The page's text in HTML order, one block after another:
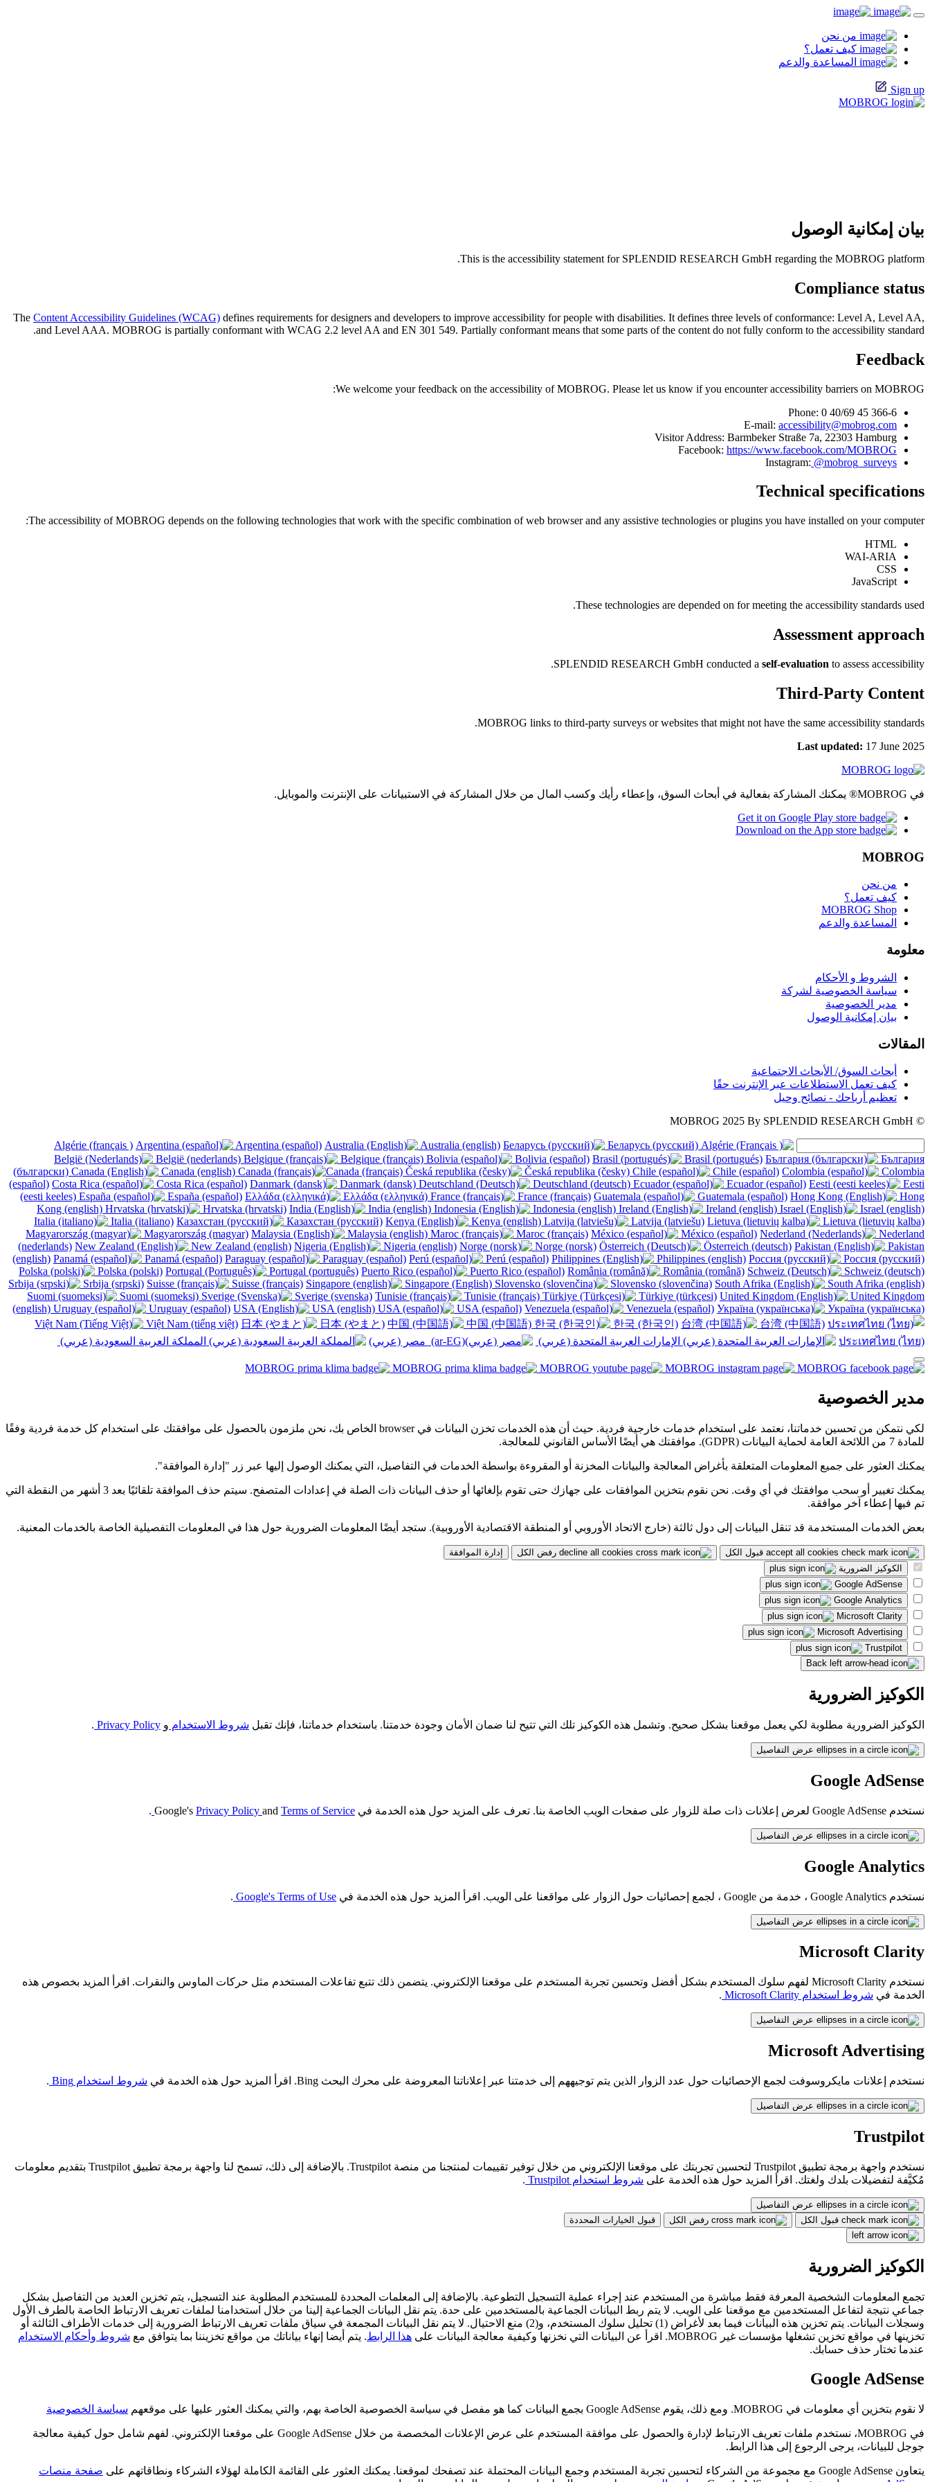
من نحن
كيف تعمل؟
المساعدة والدعم
Sign up
بيان إمكانية الوصول
This is the accessibility statement for SPLENDID RESEARCH GmbH regarding the MOBROG platform.
Compliance status
The Content Accessibility Guidelines (WCAG) defines requirements for designers and developers to improve accessibility for people with disabilities. It defines three levels of conformance: Level A, Level AA,
and Level AAA. MOBROG is partially conformant with WCAG 2.2 level AA and EN 301 549. Partially conformant means that some parts of the content do not fully conform to the accessibility standard.
Feedback
We welcome your feedback on the accessibility of MOBROG. Please let us know if you encounter accessibility barriers on MOBROG:
Phone: 0 40/69 45 366-6
E-mail: accessibility@mobrog.com
Visitor Address: Barmbeker Straße 7a, 22303 Hamburg
Facebook: https://www.facebook.com/MOBROG
Instagram: @mobrog_surveys
Technical specifications
The accessibility of MOBROG depends on the following technologies that work with the specific combination of web browser and any assistive technologies or plugins you have installed on your computer:
HTML
WAI-ARIA
CSS
JavaScript
These technologies are depended on for meeting the accessibility standards used.
Assessment approach
SPLENDID RESEARCH GmbH conducted a self-evaluation to assess accessibility.
Third-Party Content
MOBROG links to third-party surveys or websites that might not have the same accessibility standards.
Last updated: 17 June 2025
في MOBROG® يمكنك المشاركة بفعالية في أبحاث السوق، وإعطاء رأيك وكسب المال من خلال المشاركة في الاستبيانات على الإنترنت والموبايل.
MOBROG
من نحن
كيف تعمل؟
MOBROG Shop
المساعدة والدعم
معلومة
الشروط و الأحكام
سياسة الخصوصية لشركة
مدير الخصوصية
بيان إمكانية الوصول
المقالات
أبحاث السوق/ الأبحاث الاجتماعية
كيف تعمل الاستطلاعات عبر الإنترنت حقًا
تعظيم أرباحك - نصائح وحيل
© MOBROG
2025 By SPLENDID RESEARCH GmbH
Argentina (español) Australia (english)
Беларусь (русский)
België (nederlands)
Belgique (français) Bolivia (español) Brasil (portugués)
България
(български)
Canada (english) Canada (français) Česká republika (česky) Chile (español)
Colombia
(español)
Costa Rica (español) Danmark (dansk) Deutschland (deutsch) Ecuador (español)
Eesti
(eesti keeles)
España (español) Ελλάδα (ελληνικά) France (français) Guatemala (español)
Hong
Kong (english)
Hrvatska (hrvatski) India (english) Indonesia (english) Ireland (english)
Israel (english)
Italia (italiano)
Казахстан (русский) Kenya (english) Latvija (latviešu)
Lietuva (lietuvių kalba)
Magyarország (magyar)
Malaysia (english) Maroc (français) México (español)
Nederland
(nederlands)
New Zealand (english) Nigeria (english) Norge (norsk) Österreich (deutsch)
Pakistan
(english)
Panamá (español) Paraguay (español) Perú (español) Philippines (english)
Россия (русский)
Polska (polski)
Portugal (português) Puerto Rico (español) România (română)
Schweiz (deutsch)
Srbija (srpski)
Suisse (français) Singapore (English) Slovensko (slovenčina)
South Afrika (english)
Suomi (suomeksi)
Sverige (svenska) Tunisie (français) Türkiye (türkçesi)
United Kingdom
(english)
Uruguay (español) USA (english) USA (español) Venezuela (español)
Україна (українська)
Việt Nam (tiếng việt)
日本 (やまと) 中国 (中国語) 한국 (한국인)
台湾 (中国語)
ประเทศไทย (ไทย)
الإمارات العربية المتحدة (عربي) ‎ مصر (عربي)‎ المملكة العربية السعودية (عربي)‎ ‎
مدير الخصوصية
لكي نتمكن من تحسين خدماتنا، نعتمد على استخدام خدمات خارجية فردية. حيث أن هذه الخدمات تخزن البيانات في browser الخاص بك، نحن ملزمون بالحصول على موافقتك على استخدام كل خدمة فردية وفقًا
للمادة 7 من اللائحة العامة لحماية البيانات (GDPR). موافقتك هي أيضًا الأساس القانوني للمعالجة.
يمكنك العثور على جميع المعلومات المتعلقة بأغراض المعالجة والبيانات المخزنة أو المقروءة بواسطة الخدمات في التفاصيل، التي يمكنك الوصول إليها عبر زر "إدارة الموافقة".
يمكنك تغيير أو سحب موافقتك في أي وقت. نحن نقوم بتخزين الموافقات على جهازك حتى تقوم بإلغائها أو حذف البيانات ذات الصلة في إعدادات المتصفح. سيتم حذف الموافقة تلقائيًا بعد 3 أشهر من النقطة التي
تم فيها إعطاء آخر موافقة.
بعض الخدمات المستخدمة قد تنقل البيانات إلى دول ثالثة (خارج الاتحاد الأوروبي أو المنطقة الاقتصادية الأوروبية). ستجد أيضًا المعلومات الضرورية حول هذا في المعلومات التفصيلية الخاصة بالخدمات المعنية.
قبول الكل رفض الكل
إدارة الموافقة
الكوكيز الضرورية
Google AdSense
Google Analytics
Microsoft Clarity
Microsoft Advertising
Trustpilot
الكوكيز الضرورية
الكوكيز الضرورية مطلوبة لكي يعمل موقعنا بشكل صحيح. وتشمل هذه الكوكيز تلك التي تتيح لنا ضمان الأمان وجودة خدمتنا. باستخدام خدماتنا، فإنك تقبل شروط الاستخدام و Privacy Policy
.
Google AdSense
نستخدم Google AdSense لعرض إعلانات ذات صلة للزوار على صفحات الويب الخاصة بنا. تعرف على المزيد حول هذه الخدمة في Google's Privacy Policy and Terms of Service
.
Google Analytics
نستخدم Google Analytics ، خدمة من Google ، لجمع إحصائيات حول الزوار على مواقعنا على الويب. اقرأ المزيد حول هذه الخدمة في Google's Terms of Use
.
Microsoft Clarity
نستخدم Microsoft Clarity لفهم سلوك المستخدم بشكل أفضل وتحسين تجربة المستخدم على موقعنا الإلكتروني. يتضمن ذلك تتبع تفاعلات المستخدم مثل حركات الماوس والنقرات. اقرأ المزيد بخصوص هذه
الخدمة في شروط استخدام Microsoft Clarity .
Microsoft Advertising
نستخدم إعلانات مايكروسوفت لجمع الإحصائيات حول عدد الزوار الذين يتم توجيههم إلى خدمتنا عبر إعلاناتنا المعروضة على محرك البحث Bing. اقرأ المزيد حول هذه الخدمة في شروط استخدام Bing .
Trustpilot
نستخدم واجهة برمجة تطبيق Trustpilot لتحسين تجربتك على موقعنا الإلكتروني من خلال توفير تقييمات لمنتجنا من منصة Trustpilot. بالإضافة إلى ذلك، تسمح لنا واجهة برمجة تطبيق Trustpilot بتقديم معلومات
مُكيَّفة لتفضيلات بلدك ولغتك. اقرأ المزيد حول هذه الخدمة على شروط استخدام Trustpilot .
قبول الكل
رفض الكل قبول الخيارات المحددة
الكوكيز الضرورية
تجمع المعلومات الشخصية المعرفة فقط مباشرة من المستخدم عند إجراء عملية التسجيل التطوعية. بالإضافة إلى المعلمات المحددة للمستخدم المطلوبة عند التسجيل، يتم تخزين العديد من التفاصيل بشكل
جماعي نتيجة لتفاعل المستخدمين مع موقعنا على الويب. لا يتم ربط البيانات الجماعية بالمستخدمين على حدة. يتم نقل البيانات الجماعية إلينا من خلال استخدامنا لملفات تعريف الارتباط الخاصة بالطرف الأول
وسجلات البيانات. يتم تخزين هذه البيانات فيما بعد لأغراض (1) تحليل سلوك المستخدم، و(2) منع الاحتيال. لا يتم نقل البيانات المجمعة في سياق ملفات تعريف الارتباط الضرورية إلى خدمات الأطراف الثالثة أو
تخزينها في مواقع تخزين تشغلها مؤسسات غير MOBROG. اقرأ عن البيانات التي نخزنها وكيفية معالجة البيانات على
هذا الرابط. يتم أيضا إنهاء بياناتك من مواقع تخزيننا بما يتوافق مع شروط وأحكام الاستخدام
عندما تختار حذف حسابك.
Google AdSense
لا نقوم بتخزين أي معلومات في MOBROG. ومع ذلك، يقوم Google AdSense بجمع البيانات كما هو مفصل في سياسة الخصوصية الخاصة بهم، والتي يمكنك العثور عليها على موقعهم سياسة الخصوصية
في MOBROG، نستخدم ملفات تعريف الارتباط لإدارة والحصول على موافقة المستخدم على عرض الإعلانات المخصصة من خلال Google AdSense على موقعنا الإلكتروني. لفهم شامل حول كيفية معالجة
جوجل للبيانات، يرجى الرجوع إلى هذا الرابط.
يتعاون Google AdSense مع مجموعة من الشركاء لتحسين تجربة المستخدم وجمع البيانات المحتملة عند تصفحك لموقعنا. يمكنك العثور على القائمة الكاملة لهؤلاء الشركاء ونطاقاتهم على
صفحة منصات